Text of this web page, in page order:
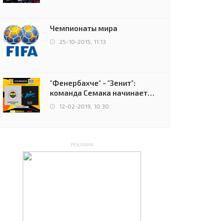
чемпионов.
Чемпионаты мира
25-10-2015, 11:13
"Фенербахче" - "Зенит":
команда Семака начинает
путь в плей-офф Лиги
12-02-2019, 10:30
РЕКЛАМА